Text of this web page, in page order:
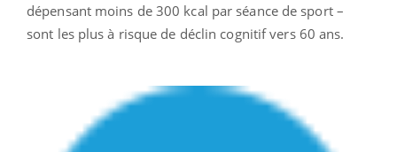
dépensant moins de 300 kcal par séance de sport –
sont les plus à risque de déclin cognitif vers 60 ans.